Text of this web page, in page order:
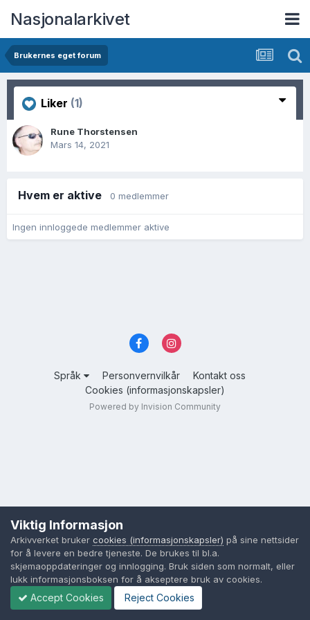
Nasjonalarkivet
Brukernes eget forum
Liker (1)
Rune Thorstensen
Mars 14, 2021
Hvem er aktive 0 medlemmer
Ingen innloggede medlemmer aktive
Språk Personvernvilkår
Kontakt oss
Cookies (informasjonskapsler)
Powered by Invision Community
Viktig Informasjon
Arkivverket bruker cookies (informasjonskapsler) på sine nettsider
for å levere en bedre tjeneste. De brukes til bl.a.
skjemaoppdateringer og innlogging. Bruk siden som normalt, eller
lukk informasjonsboksen for å akseptere bruk av cookies.
Accept Cookies Reject Cookies